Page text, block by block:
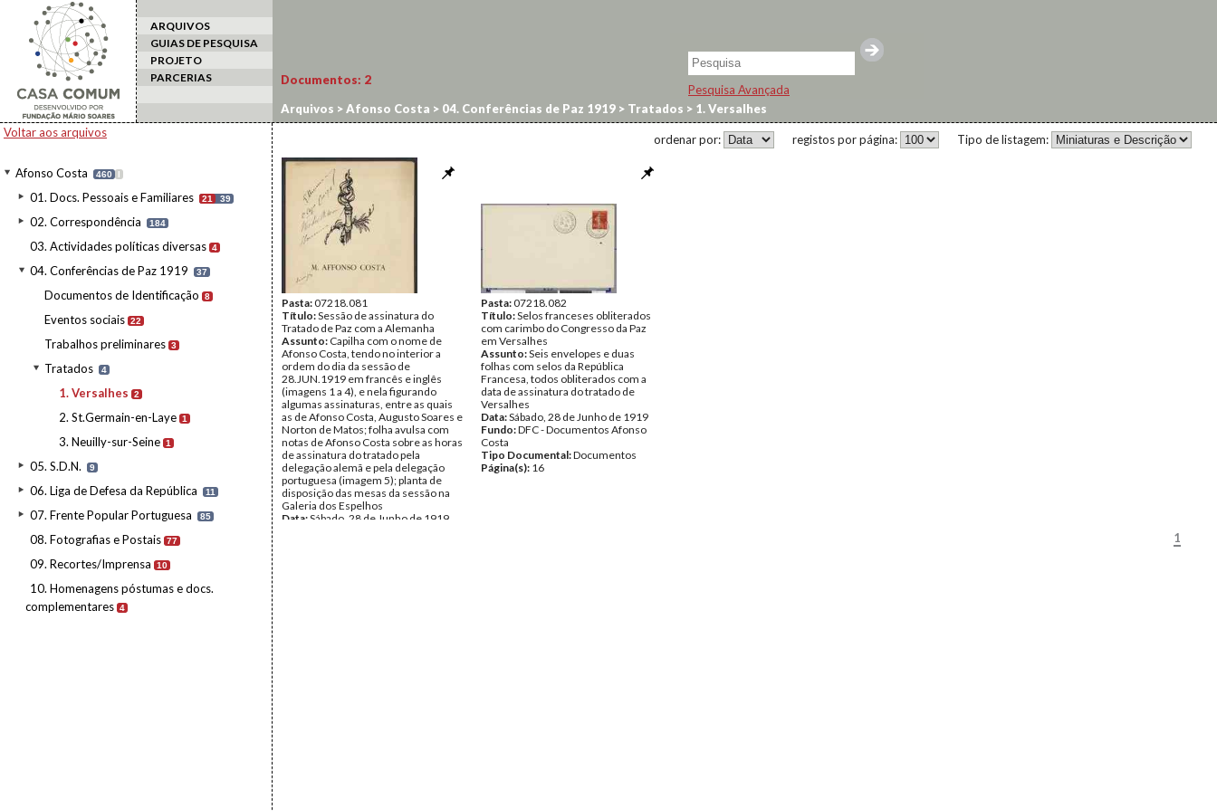
ARQUIVOS
GUIAS DE PESQUISA
PROJETO
PARCERIAS
Pesquisa Avançada
Voltar aos arquivos
Afonso Costa 460 I
01. Docs. Pessoais e Familiares 21 39
02. Correspondência 184
03. Actividades políticas diversas 4
04. Conferências de Paz 1919 37
Documentos de Identificação 8
Eventos sociais 22
Trabalhos preliminares 3
Tratados 4
1. Versalhes 2
2. St.Germain-en-Laye 1
3. Neuilly-sur-Seine 1
05. S.D.N. 9
06. Liga de Defesa da República 11
07. Frente Popular Portuguesa 85
08. Fotografias e Postais 77
09. Recortes/Imprensa 10
10. Homenagens póstumas e docs.
complementares 4
Documentos: 2
Arquivos >Afonso Costa > 04. Conferências de Paz 1919 > Tratados > 1. Versalhes
Tipo de listagem:
registos por página:
ordenar por:
Pasta:07218.081
Título:Sessão de assinatura do
Tratado de Paz com a Alemanha
Assunto: Capilha com o nome de
Afonso Costa, tendo no interior a
ordem do dia da sessão de
28.JUN.1919 em francês e inglês
(imagens 1 a 4), e nela figurando
algumas assinaturas, entre as quais
as de Afonso Costa, Augusto Soares e
Norton de Matos; folha avulsa com
notas de Afonso Costa sobre as horas
de assinatura do tratado pela
delegação alemã e pela delegação
portuguesa (imagem 5); planta de
disposição das mesas da sessão na
Galeria dos Espelhos
Data: Sábado, 28 de Junho de 1919
Pasta:07218.082
Título:Selos franceses obliterados
com carimbo do Congresso da Paz
em Versalhes
Assunto:Seis envelopes e duas
folhas com selos da República
Francesa, todos obliterados com a
data de assinatura do tratado de
Versalhes
Data:Sábado, 28 de Junho de 1919
Fundo:DFC - Documentos Afonso
Costa
Tipo Documental:Documentos
Página(s): 16
1